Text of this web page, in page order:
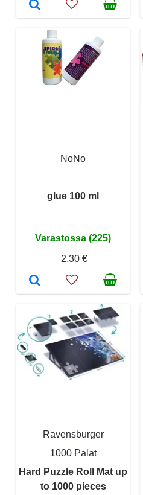
NoNo
glue 100 ml
Varastossa (225)
2,30 €
Ravensburger
1000 Palat
Hard Puzzle Roll Mat up
to 1000 pieces